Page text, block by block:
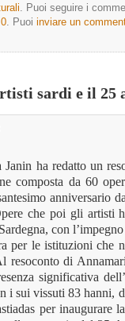
. Puoi seguire i
. Puoi inviare un
sardi e il 25
ha redatto un
composta da 60
anniversario
che poi gli artisti
con
per le istituzioni che
resoconto di
significativa
i sui vissuti 83 hanni,
per inaugurare